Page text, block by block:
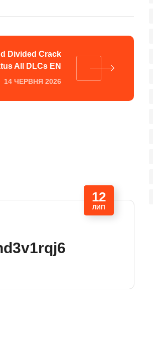
Divided Crack
All DLCs EN
14 ЧЕРВНЯ 2026
12
ЛИП